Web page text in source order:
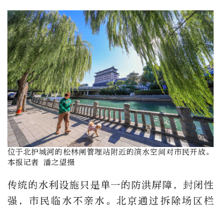
位于北护城河的松林闸管理站附近的滨水空间对市民开放。
本报记者 潘之望摄
传统的水利设施只是单一的防洪屏障，封闭性
强，市民临水不亲水。北京通过拆除场区栏